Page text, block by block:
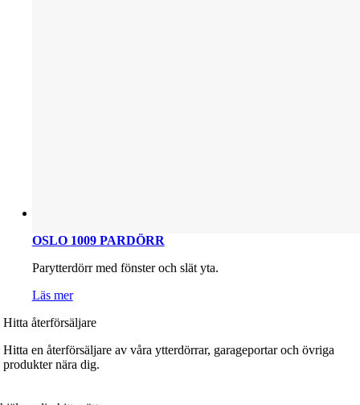
OSLO 1009 PARDÖRR
Parytterdörr med fönster och slät yta.
Läs mer
Hitta återförsäljare
Hitta en återförsäljare av våra ytterdörrar, garageportar och övriga
produkter nära dig.